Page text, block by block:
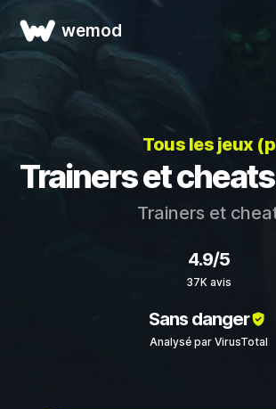
wemod
Tous les jeux
Trainers et
Trainers et
4.9/5
37K avis
Sans danger
Analysé par VirusTotal